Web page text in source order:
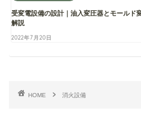
受変電設備の設計｜油入変圧器とモールド
解説
2022年7月20日
HOME 消火設備